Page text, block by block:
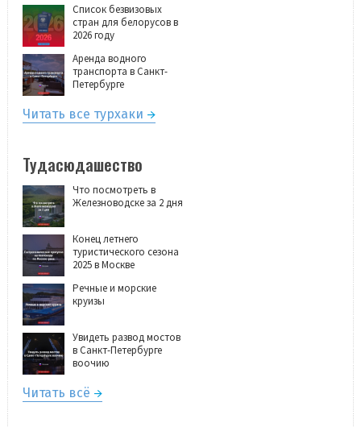
Список безвизовых
стран для белорусов в
2026 году
Аренда водного
транспорта в Санкт-
Петербурге
Читать все турхаки
Тудасюдашество
Что посмотреть в
Железноводске за 2 дня
Конец летнего
туристического сезона
2025 в Москве
Речные и морские
круизы
Увидеть развод мостов
в Санкт-Петербурге
воочию
Читать всё